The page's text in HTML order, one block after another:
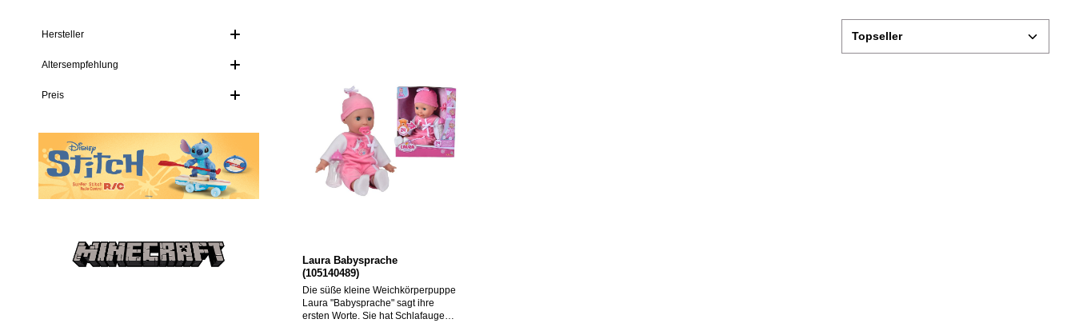
Hersteller
Altersempfehlung
Preis
Laura Babysprache
(105140489)
Die süße kleine Weichkörperpuppe
Laura "Babysprache" sagt ihre
ersten Worte. Sie hat Schlafaugen,